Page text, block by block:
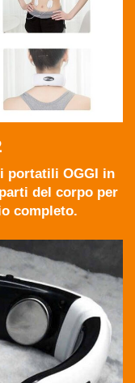
portatili OGGI in
del corpo per
completo.